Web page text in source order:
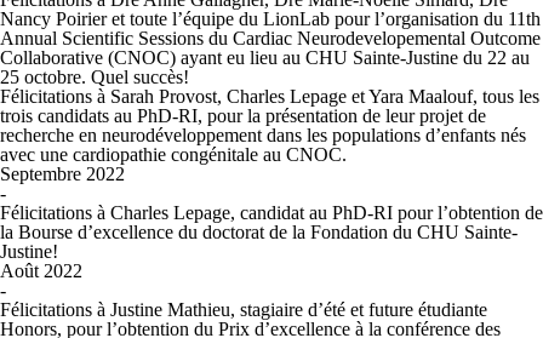
Nancy Poirier et toute l’équipe du LionLab pour l’organisation du 11th
Annual Scientific Sessions du Cardiac Neurodevelopemental Outcome
Collaborative (CNOC) ayant eu lieu au CHU Sainte-Justine du 22 au
25 octobre. Quel succès!
Félicitations à Sarah Provost, Charles Lepage et Yara Maalouf, tous les
trois candidats au PhD-RI, pour la présentation de leur projet de
recherche en neurodéveloppement dans les populations d’enfants nés
avec une cardiopathie congénitale au CNOC.
Septembre 2022
-
Félicitations à Charles Lepage, candidat au PhD-RI pour l’obtention de
la Bourse d’excellence du doctorat de la Fondation du CHU Sainte-
Justine!
Août 2022
-
Félicitations à Justine Mathieu, stagiaire d’été et future étudiante
Honors, pour l’obtention du Prix d’excellence à la conférence des